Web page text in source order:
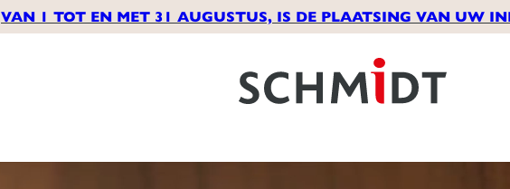
VAN 1 TOT EN MET 31 AUGUSTUS, IS DE PLAATSING VAN UW